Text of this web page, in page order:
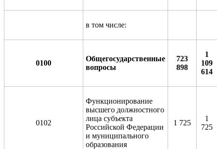
в том числе:
0100
Общегосударственные
вопросы
723
898
1
109
614
0102
Функционирование
высшего должностного
лица субъекта
Российской Федерации
и муниципального
образования
1 725
1
725